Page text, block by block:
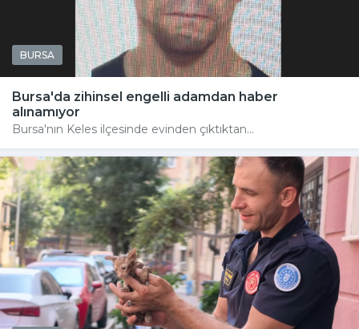
BURSA
Bursa'da zihinsel engelli adamdan haber
alınamıyor
Bursa'nın Keles ilçesinde evinden çıktıktan...